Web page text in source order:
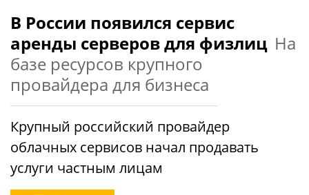
В России появился сервис
аренды серверов для физлиц На
базе ресурсов крупного
провайдера для бизнеса
Крупный российский провайдер
облачных сервисов начал продавать
услуги частным лицам